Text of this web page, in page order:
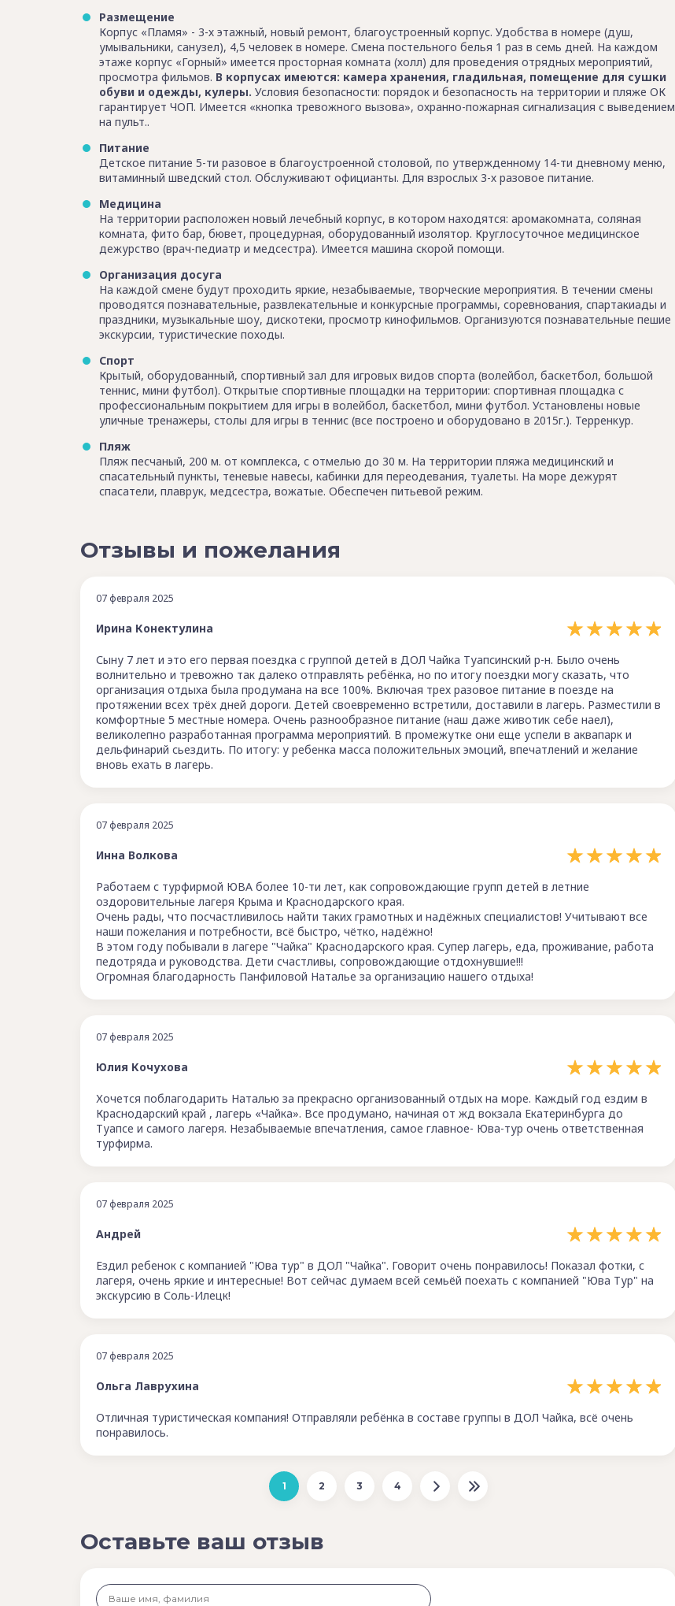
Размещение
Корпус «Пламя» - 3-х этажный, новый ремонт, благоустроенный корпус. Удобства в номере (душ,
умывальники, санузел), 4,5 человек в номере. Смена постельного белья 1 раз в семь дней. На каждом
этаже корпус «Горный» имеется просторная комната (холл) для проведения отрядных мероприятий,
просмотра фильмов. В корпусах имеются: камера хранения, гладильная, помещение для сушки
обуви и одежды, кулеры. Условия безопасности: порядок и безопасность на территории и пляже ОК
гарантирует ЧОП. Имеется «кнопка тревожного вызова», охранно-пожарная сигнализация с выведением
на пульт..
Питание
Детское питание 5-ти разовое в благоустроенной столовой, по утвержденному 14-ти дневному меню,
витаминный шведский стол. Обслуживают официанты. Для взрослых 3-х разовое питание.
Медицина
На территории расположен новый лечебный корпус, в котором находятся: аромакомната, соляная
комната, фито бар, бювет, процедурная, оборудованный изолятор. Круглосуточное медицинское
дежурство (врач-педиатр и медсестра). Имеется машина скорой помощи.
Организация досуга
На каждой смене будут проходить яркие, незабываемые, творческие мероприятия. В течении смены
проводятся познавательные, развлекательные и конкурсные программы, соревнования, спартакиады и
праздники, музыкальные шоу, дискотеки, просмотр кинофильмов. Организуются познавательные пешие
экскурсии, туристические походы.
Спорт
Крытый, оборудованный, спортивный зал для игровых видов спорта (волейбол, баскетбол, большой
теннис, мини футбол). Открытые спортивные площадки на территории: спортивная площадка с
профессиональным покрытием для игры в волейбол, баскетбол, мини футбол. Установлены новые
уличные тренажеры, столы для игры в теннис (все построено и оборудовано в 2015г.). Терренкур.
Пляж
Пляж песчаный, 200 м. от комплекса, с отмелью до 30 м. На территории пляжа медицинский и
спасательный пункты, теневые навесы, кабинки для переодевания, туалеты. На море дежурят
спасатели, плаврук, медсестра, вожатые. Обеспечен питьевой режим.
Отзывы и пожелания
07 февраля 2025
Ирина Конектулина
Сыну 7 лет и это его первая поездка с группой детей в ДОЛ Чайка Туапсинский р-н. Было очень
волнительно и тревожно так далеко отправлять ребёнка, но по итогу поездки могу сказать, что
организация отдыха была продумана на все 100%. Включая трех разовое питание в поезде на
протяжении всех трёх дней дороги. Детей своевременно встретили, доставили в лагерь. Разместили в
комфортные 5 местные номера. Очень разнообразное питание (наш даже животик себе наел),
великолепно разработанная программа мероприятий. В промежутке они еще успели в аквапарк и
дельфинарий сьездить. По итогу: у ребенка масса положительных эмоций, впечатлений и желание
вновь ехать в лагерь.
07 февраля 2025
Инна Волкова
Работаем с турфирмой ЮВА более 10-ти лет, как сопровождающие групп детей в летние
оздоровительные лагеря Крыма и Краснодарского края.
Очень рады, что посчастливилось найти таких грамотных и надёжных специалистов! Учитывают все
наши пожелания и потребности, всё быстро, чётко, надёжно!
В этом году побывали в лагере "Чайка" Краснодарского края. Супер лагерь, еда, проживание, работа
педотряда и руководства. Дети счастливы, сопровождающие отдохнувшие!!!
Огромная благодарность Панфиловой Наталье за организацию нашего отдыха!
07 февраля 2025
​Юлия Кочухова
Хочется поблагодарить Наталью за прекрасно организованный отдых на море. Каждый год ездим в
Краснодарский край , лагерь «Чайка». Все продумано, начиная от жд вокзала Екатеринбурга до
Туапсе и самого лагеря. Незабываемые впечатления, самое главное- Юва-тур очень ответственная
турфирма.
07 февраля 2025
Андрей
Ездил ребенок с компанией "Юва тур" в ДОЛ "Чайка". Говорит очень понравилось! Показал фотки, с
лагеря, очень яркие и интересные! Вот сейчас думаем всей семьёй поехать с компанией "Юва Тур" на
экскурсию в Соль-Илецк!
07 февраля 2025
Ольга Лаврухина
Отличная туристическая компания! Отправляли ребёнка в составе группы в ДОЛ Чайка, всё очень
понравилось.
1 2 3 4
Оставьте ваш отзыв